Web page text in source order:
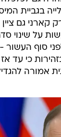
בגביית
קארני גם
על שינוי
לפני סוף
כי עד
אמורה